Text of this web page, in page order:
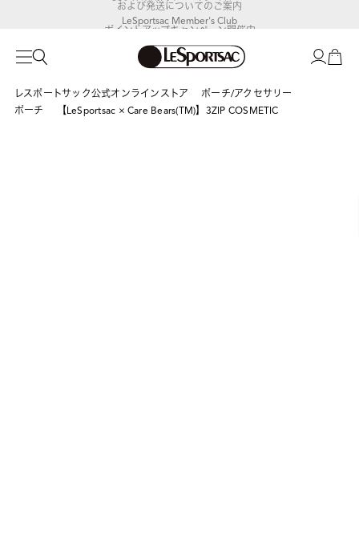
LeSportsac Member's Club
ポイントアップキャンペーン開催中
レスポートサック公式オンラインストア
ポーチ/アクセサリー
ポーチ
【LeSportsac × Care Bears(TM)】3ZIP COSMETIC